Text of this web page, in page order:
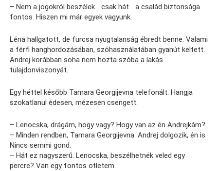
– Nem a jogokról beszélek… csak hát… a család biztonsága
fontos. Hiszen mi már egyek vagyunk.
Léna hallgatott, de furcsa nyugtalanság ébredt benne. Valami
a férfi hanghordozásában, szóhasználatában gyanút keltett.
Andrej korábban soha nem hozta szóba a lakás
tulajdonviszonyát.
Egy héttel később Tamara Georgijevna telefonált. Hangja
szokatlanul édesen, mézesen csengett.
– Lenocska, drágám, hogy vagy? Hogy van az én Andrejkám?
– Minden rendben, Tamara Georgijevna. Andrej dolgozik, én is.
Nincs semmi gond.
– Hát ez nagyszerű. Lenocska, beszélhetnék veled egy
percre? Van egy fontos ötletem.